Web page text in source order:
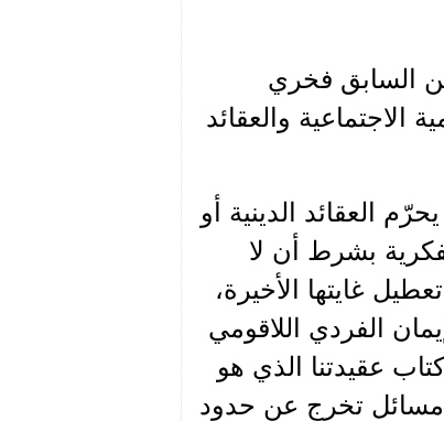
السابق فخري
الاجتماعية والعقائد
العقائد الدينية أو
بشرط أن لا
غايتها الأخيرة،
الفردي اللاقومي
عقيدتنا الذي هو
مسائل تخرج عن حدود